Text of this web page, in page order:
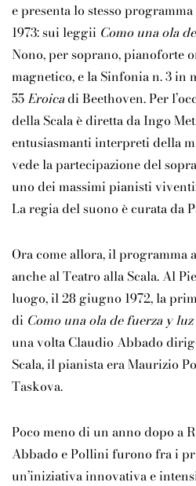
e presenta lo stesso
1973: sui leggii Como una ola
Nono, per soprano, pianoforte
magnetico, e la Sinfonia n. 3 in
55Eroicadi Beethoven. Per
della Scala è diretta daIngo
entusiasmanti interpreti della
vede la partecipazione del
uno dei massimi pianisti
La regia del suono è curata da
Ora come allora, il programma
anche al Teatro alla Scala. Al
luogo, il 28 giugno 1972, la
di Como una ola de fuerza y luz
una volta Claudio Abbado
Scala, il pianista era Maurizio
Taskova.
Poco meno di un anno dopo a
Abbado e Pollini furono fra i
un’iniziativa innovativa e